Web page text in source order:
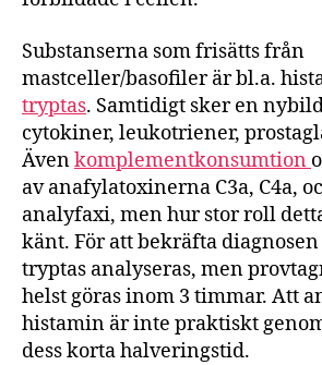
Substanserna som frisätts från
mastceller/basofiler är bl.a.
tryptas. Samtidigt sker en
cytokiner, leukotriener,
Ävenkomplementkonsumtion
av anafylatoxinerna C3a, C4a,
analyfaxi, men hur stor roll
känt. För att bekräfta
tryptas analyseras, men
helst göras inom 3 timmar. Att
histamin är inte praktiskt
dess korta halveringstid.